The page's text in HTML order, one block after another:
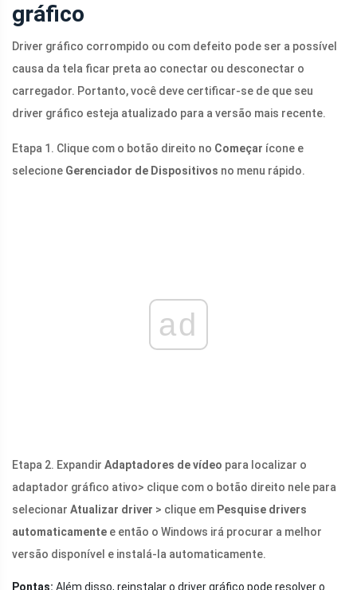
gráfico
Driver gráfico corrompido ou com defeito pode ser a possível
causa da tela ficar preta ao conectar ou desconectar o
carregador. Portanto, você deve certificar-se de que seu
driver gráfico esteja atualizado para a versão mais recente.
Etapa 1. Clique com o botão direito no Começar ícone e
selecione Gerenciador de Dispositivos no menu rápido.
ad
Etapa 2. Expandir Adaptadores de vídeo para localizar o
adaptador gráfico ativo> clique com o botão direito nele para
selecionar Atualizar driver > clique em Pesquise drivers
automaticamente e então o Windows irá procurar a melhor
versão disponível e instalá-la automaticamente.
Pontas: Além disso, reinstalar o driver gráfico pode resolver o